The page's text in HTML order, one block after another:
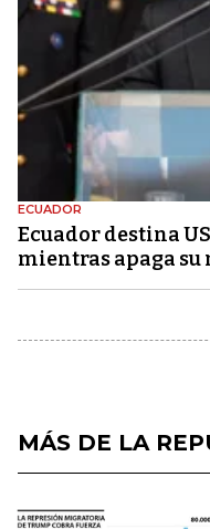
ECUADOR
Ecuador destina
mientras apaga
MÁS DE LA